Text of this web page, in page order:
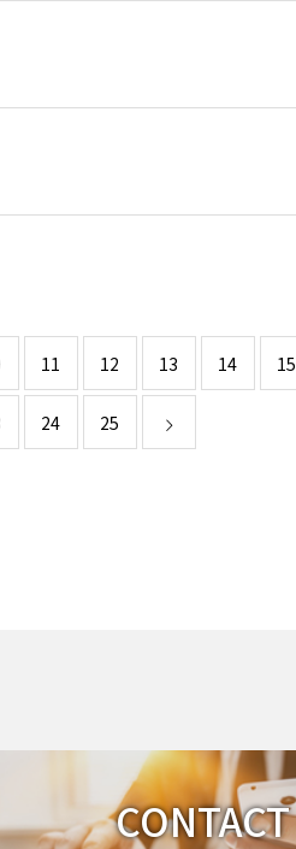
11 12 13 14 15
24 25
CONTACT